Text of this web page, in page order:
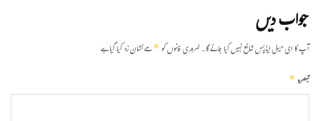
جواب دیں
آپ کا ای میل ایڈریس شائع نہیں کیا جائے گا۔ضروری خانوں کو*سے نشان زد کیا گیا ہے
تبصرہ*